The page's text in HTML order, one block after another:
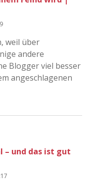
weil über
andere
Blogger viel besser
angeschlagenen
– und das ist gut